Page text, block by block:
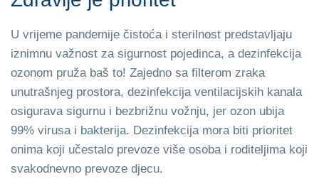
U vrijeme pandemije čistoća i sterilnost predstavljaju
iznimnu važnost za sigurnost pojedinca, a dezinfekcija
ozonom pruža baš to! Zajedno sa filterom zraka
unutrašnjeg prostora, dezinfekcija ventilacijskih kanala
osigurava sigurnu i bezbrižnu vožnju, jer ozon ubija
99% virusa i bakterija. Dezinfekcija mora biti prioritet
onima koji učestalo prevoze više osoba i roditeljima koji
svakodnevno prevoze djecu.